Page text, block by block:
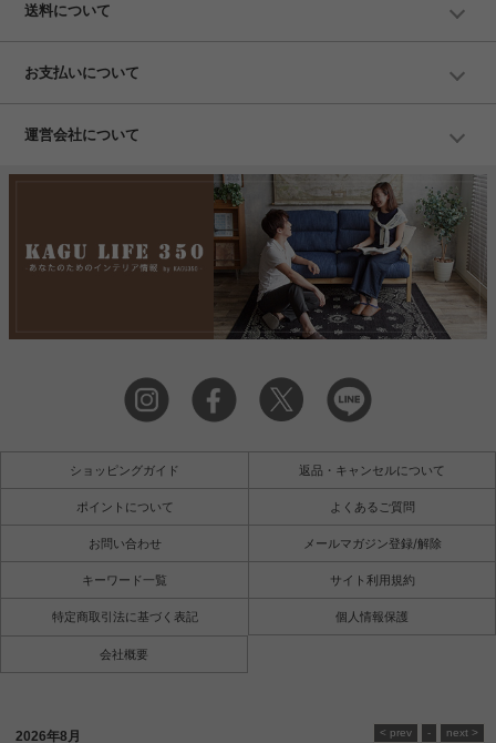
送料について
お支払いについて
運営会社について
ショッピングガイド 返品・キャンセルについて
ポイントについて よくあるご質問
お問い合わせ メールマガジン登録/解除
キーワード一覧 サイト利用規約
特定商取引法に基づく表記 個人情報保護
会社概要
2026年8月